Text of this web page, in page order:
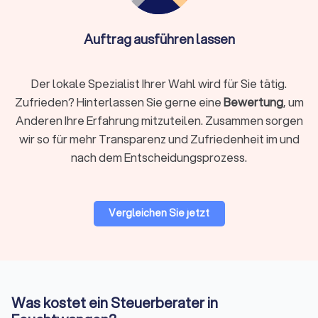
Nutzung sicherer Software wie DATEV
Unternehmen online. Die Qualifikation ist essentiell –
auch ein Online-Steuerberater muss von der
Auf Trustlocal finden Sie beide Varianten übersichtlich
dargestellt, sodass Sie selbst entscheiden können, was
besser zu Ihnen passt. Nutzen Sie unsere Filterfunktion, um
gezielt nach lokalen Beratern in Feuchtwangen oder digitalen
Woran Sie einen guten Steuerberater
sich durch mehrere Merkmale aus:
Qualifikation und Spezialisierung:Die Bestellung durch die
Auftrag ausführen lassen
Der lokale Spezialist Ihrer Wahl wird für Sie tätig.
Zufrieden? Hinterlassen Sie gerne eineBewertung, um
Anderen Ihre Erfahrung mitzuteilen. Zusammen sorgen
wir so für mehr Transparenz und Zufriedenheit im und
nach dem Entscheidungsprozess.
Vergleichen Sie jetzt
Was kostet ein Steuerberater in